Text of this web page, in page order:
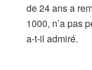
de 24 ans a
1000, n’a pas
a-t-il admiré.